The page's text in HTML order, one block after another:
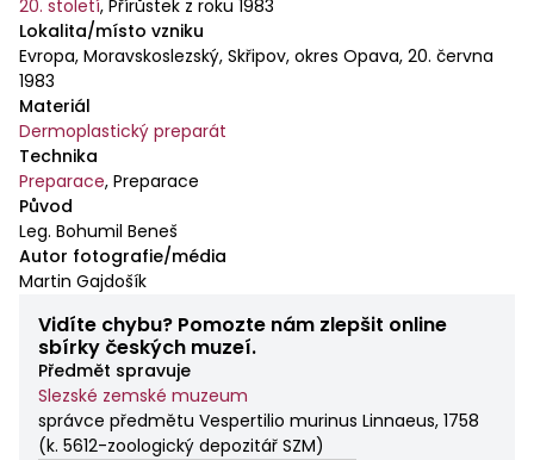
20. století, Přírůstek z roku 1983
Lokalita/místo vzniku
Evropa, Moravskoslezský, Skřipov, okres Opava, 20. června
1983
Materiál
Dermoplastický preparát
Technika
Preparace, Preparace
Původ
Leg. Bohumil Beneš
Autor fotografie/média
Martin Gajdošík
Vidíte chybu? Pomozte nám zlepšit online
sbírky českých muzeí.
Předmět spravuje
Slezské zemské muzeum
správce předmětu Vespertilio murinus Linnaeus, 1758
(k. 5612-zoologický depozitář SZM)